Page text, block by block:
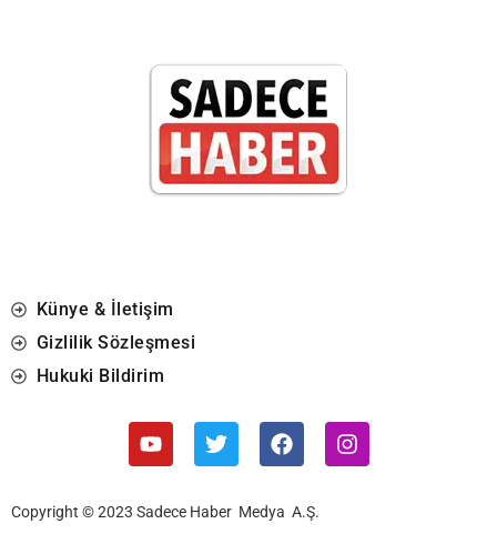
Künye & İletişim
Gizlilik Sözleşmesi
Hukuki Bildirim
Copyright © 2023 Sadece Haber Medya A.Ş.